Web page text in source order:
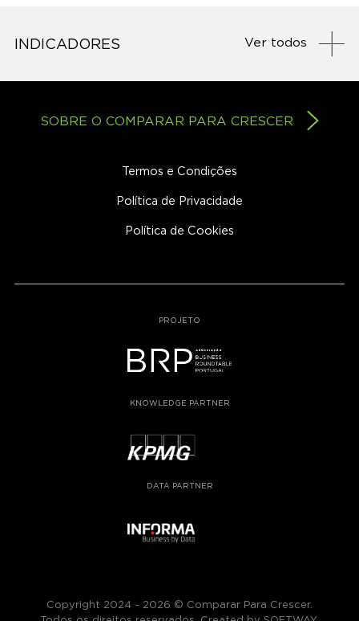
INDICADORES Ver todos
SOBRE O COMPARAR PARA CRESCER
Termos e Condições
Política de Privacidade
Política de Cookies
PROJETO
KNOWLEDGE PARTNER
DATA PARTNER
Copyright 2024 - 2026 © Comparar Para Crescer.